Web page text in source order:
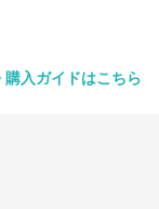
購入ガイドはこちら